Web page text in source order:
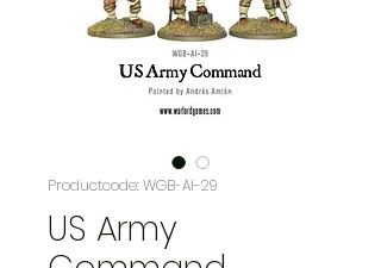
Productcode: WGB-AI-29
US Army